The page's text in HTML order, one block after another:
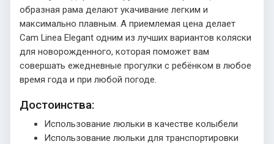
образная рама делают укачивание легким и
максимально плавным. А приемлемая цена делает
Cam Linea Elegant одним из лучших вариантов коляски
для новорожденного, которая поможет вам
совершать ежедневные прогулки с ребёнком в любое
время года и при любой погоде.
Достоинства:
Использование люльки в качестве колыбели
Использование люльки для транспортировки